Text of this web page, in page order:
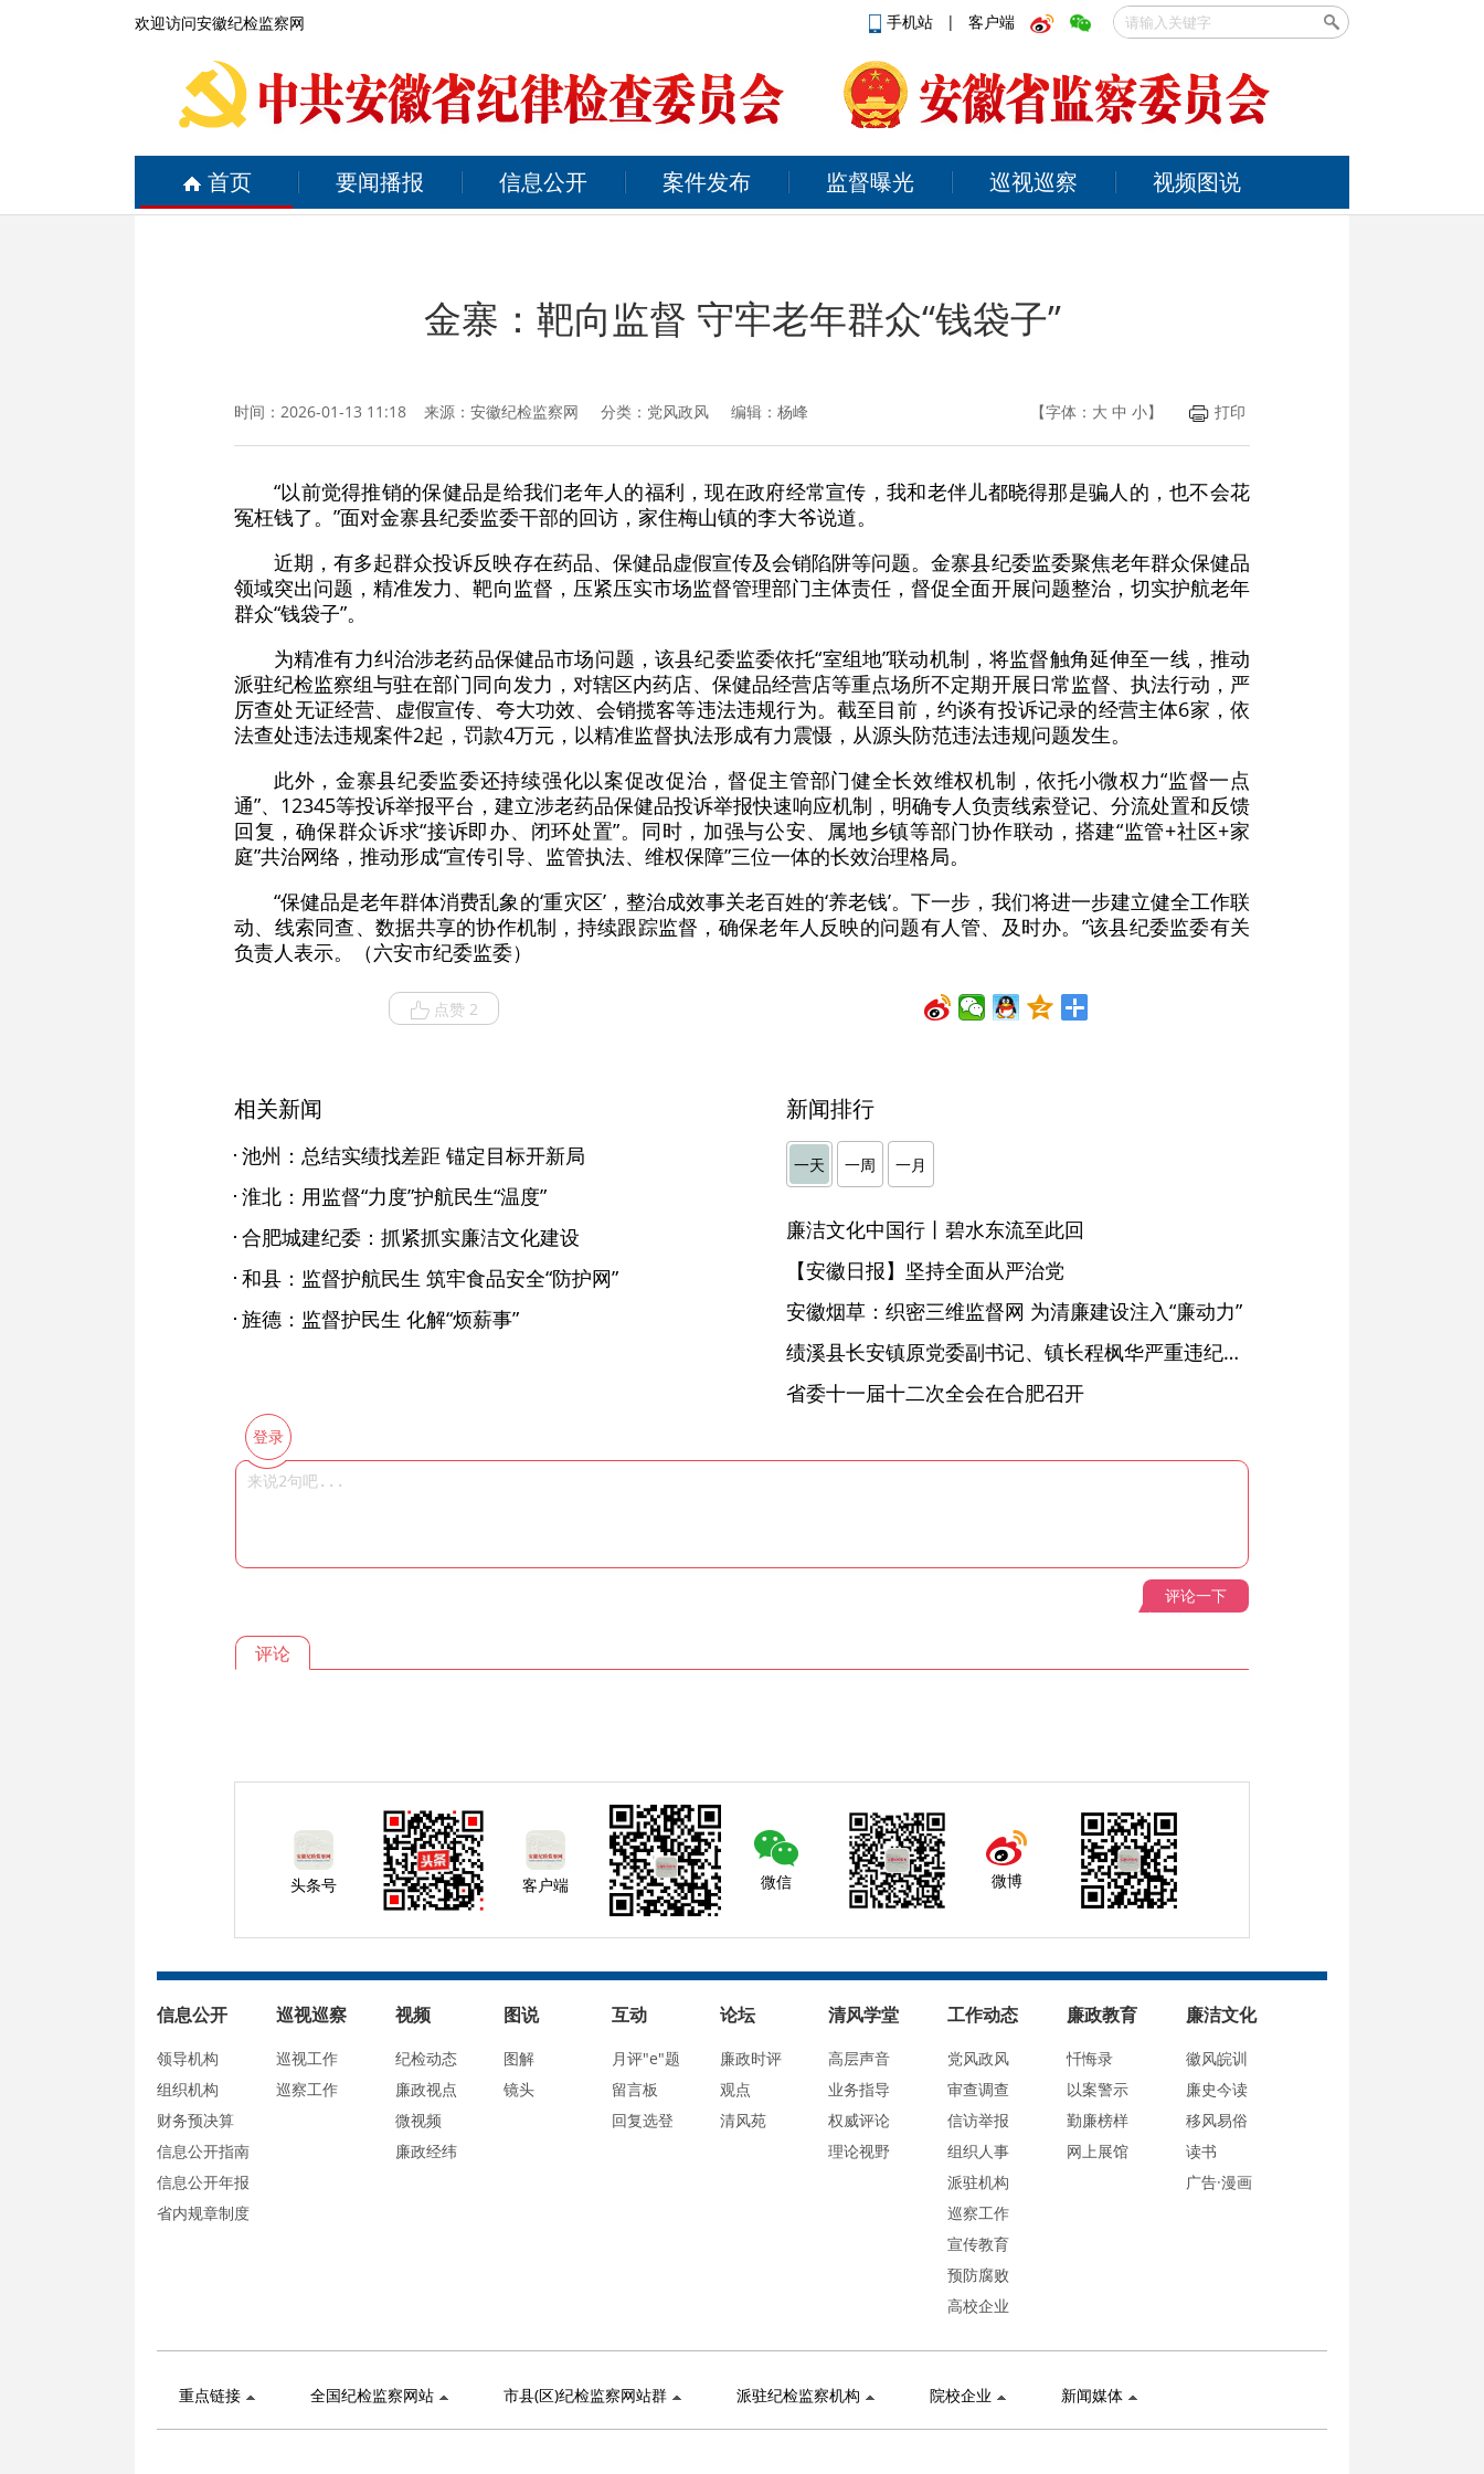
欢迎访问安徽纪检监察网 手机站 | 客户端
首页 要闻播报 信息公开 案件发布 监督曝光 巡视巡察 视频图说
金寨：靶向监督 守牢老年群众“钱袋子”
时间：2026-01-13 11:18 来源： 安徽纪检监察网 分类：党风政风 编辑：杨峰 【字体： 大 中 小】 打印
“以前觉得推销的保健品是给我们老年人的福利，现在政府经常宣传，我和老伴儿都晓得那是骗人的，也不会花
冤枉钱了。”面对金寨县纪委监委干部的回访，家住梅山镇的李大爷说道。
近期，有多起群众投诉反映存在药品、保健品虚假宣传及会销陷阱等问题。金寨县纪委监委聚焦老年群众保健品
领域突出问题，精准发力、靶向监督，压紧压实市场监督管理部门主体责任，督促全面开展问题整治，切实护航老年
群众“钱袋子”。
为精准有力纠治涉老药品保健品市场问题，该县纪委监委依托“室组地”联动机制，将监督触角延伸至一线，推动
派驻纪检监察组与驻在部门同向发力，对辖区内药店、保健品经营店等重点场所不定期开展日常监督、执法行动，严
厉查处无证经营、虚假宣传、夸大功效、会销揽客等违法违规行为。截至目前，约谈有投诉记录的经营主体6家，依
法查处违法违规案件2起，罚款4万元，以精准监督执法形成有力震慑，从源头防范违法违规问题发生。
此外，金寨县纪委监委还持续强化以案促改促治，督促主管部门健全长效维权机制，依托小微权力“监督一点
通”、12345等投诉举报平台，建立涉老药品保健品投诉举报快速响应机制，明确专人负责线索登记、分流处置和反馈
回复，确保群众诉求“接诉即办、闭环处置”。同时，加强与公安、属地乡镇等部门协作联动，搭建“监管+社区+家
庭”共治网络，推动形成“宣传引导、监管执法、维权保障”三位一体的长效治理格局。
“保健品是老年群体消费乱象的‘重灾区’，整治成效事关老百姓的‘养老钱’。下一步，我们将进一步建立健全工作联
动、线索同查、数据共享的协作机制，持续跟踪监督，确保老年人反映的问题有人管、及时办。”该县纪委监委有关
负责人表示。（六安市纪委监委）
点赞 2
相关新闻
池州：总结实绩找差距 锚定目标开新局
淮北：用监督“力度”护航民生“温度”
合肥城建纪委：抓紧抓实廉洁文化建设
和县：监督护航民生 筑牢食品安全“防护网”
旌德：监督护民生 化解“烦薪事”
新闻排行
一天 一周 一月
廉洁文化中国行丨碧水东流至此回
【安徽日报】坚持全面从严治党
安徽烟草：织密三维监督网 为清廉建设注入“廉动力”
绩溪县长安镇原党委副书记、镇长程枫华严重违纪违法被开除党籍和公职
省委十一届十二次全会在合肥召开
登录
评论一下
评论
头条号 客户端 微信 微博
信息公开
领导机构
组织机构
财务预决算
信息公开指南
信息公开年报
省内规章制度
巡视巡察
巡视工作
巡察工作
视频
纪检动态
廉政视点
微视频
廉政经纬
图说
图解
镜头
互动
月评"e"题
留言板
回复选登
论坛
廉政时评
观点
清风苑
清风学堂
高层声音
业务指导
权威评论
理论视野
工作动态
党风政风
审查调查
信访举报
组织人事
派驻机构
巡察工作
宣传教育
预防腐败
高校企业
廉政教育
忏悔录
以案警示
勤廉榜样
网上展馆
廉洁文化
徽风皖训
廉史今读
移风易俗
读书
广告·漫画
重点链接 全国纪检监察网站 市县(区)纪检监察网站群 派驻纪检监察机构 院校企业 新闻媒体